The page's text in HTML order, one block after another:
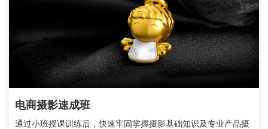
电商摄影速成班
通过小班授课训练后，快速牢固掌握摄影基础知识及专业产品摄